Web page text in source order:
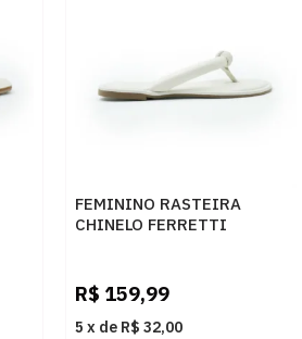
FEMININO RASTEIRA
CHINELO FERRETTI
R$ 159,99
5 x de R$ 32,00